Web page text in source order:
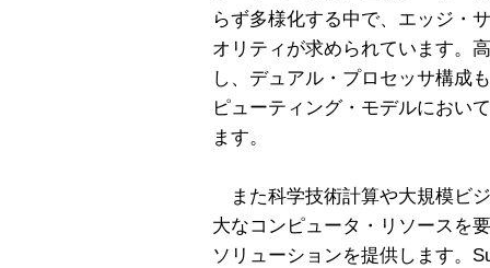
らず多様化する中で、エッジ・
オリティが求められています。
し、デュアル・プロセッサ構成
ピューティング・モデルにおい
ます。
また科学技術計算や大規模ビ
大なコンピュータ・リソースを
ソリューションを提供します。